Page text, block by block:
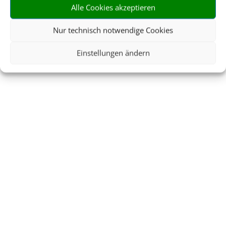
Alle Cookies akzeptieren
Nur technisch notwendige Cookies
Einstellungen ändern
JETZT NACH MEINER